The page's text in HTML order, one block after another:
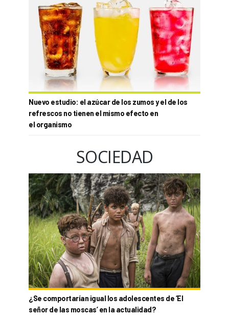
Nuevo estudio: el azúcar de los zumos y el de los
refrescos no tienen el mismo efecto en
el organismo
SOCIEDAD
¿Se comportarían igual los adolescentes de ‘El
señor de las moscas’ en la actualidad?